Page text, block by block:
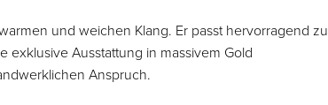
und weichen Klang. Er passt hervorragend zu
exklusive Ausstattung in massivem Gold
Anspruch.